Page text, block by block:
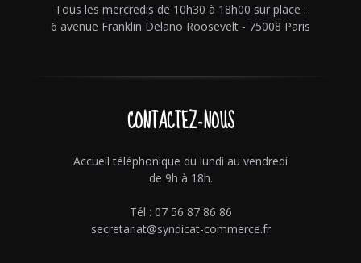
Tous les mercredis de 10h30 à 18h00 sur place :
6 avenue Franklin Delano Roosevelt - 75008 Paris
CONTACTEZ-NOUS
Accueil téléphonique du lundi au vendredi
de 9h à 18h.
Tél : 07 56 87 86 86
secretariat@syndicat-commerce.fr